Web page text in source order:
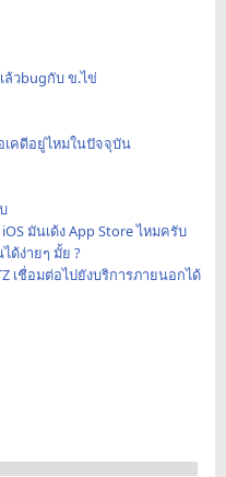
วbugกับ ข.ไข่
เคดีอยู่ไหมในปัจจุบัน
มันเด้ง App Store ไหมครับ
ด้ง่ายๆ มั้ย ?
เชื่อมต่อไปยังบริการภายนอกได้